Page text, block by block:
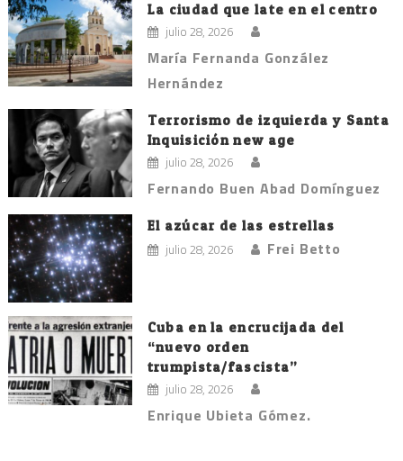
La ciudad que late en el centro
julio 28, 2026
María Fernanda González
Hernández
Terrorismo de izquierda y Santa
Inquisición new age
julio 28, 2026
Fernando Buen Abad Domínguez
El azúcar de las estrellas
julio 28, 2026 Frei Betto
Cuba en la encrucijada del
“nuevo orden
trumpista/fascista”
julio 28, 2026
Enrique Ubieta Gómez.